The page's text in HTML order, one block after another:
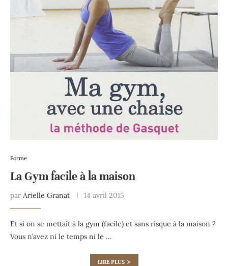
Forme
La Gym facile à la maison
par Arielle Granat 14 avril 2015
Et si on se mettait à la gym (facile) et sans risque à la maison ?
Vous n’avez ni le temps ni le …
LIRE PLUS